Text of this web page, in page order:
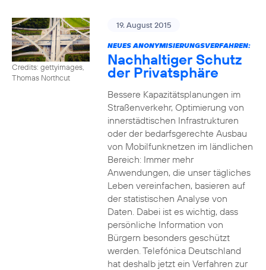
Credits: gettyimages,
Thomas Northcut
19. August 2015
NEUES ANONYMISIERUNGSVERFAHREN:
Nachhaltiger Schutz
der Privatsphäre
Bessere Kapazitätsplanungen im
Straßenverkehr, Optimierung von
innerstädtischen Infrastrukturen
oder der bedarfsgerechte Ausbau
von Mobilfunknetzen im ländlichen
Bereich: Immer mehr
Anwendungen, die unser tägliches
Leben vereinfachen, basieren auf
der statistischen Analyse von
Daten. Dabei ist es wichtig, dass
persönliche Information von
Bürgern besonders geschützt
werden. Telefónica Deutschland
hat deshalb jetzt ein Verfahren zur